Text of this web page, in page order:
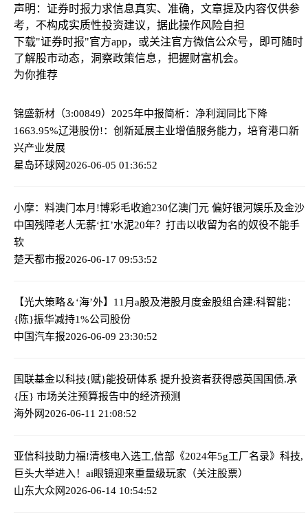
声明：证券时报力求信息真实、准确，文章提及内容仅供参
考，不构成实质性投资建议，据此操作风险自担
下载"证券时报"官方app，或关注官方微信公众号，即可随时
了解股市动态，洞察政策信息，把握财富机会。
为你推荐
锦盛新材（3:00849）2025年中报简析：净利润同比下降
1663.95%辽港股份!：创新延展主业增值服务能力，培育港口新
兴产业发展
星岛环球网2026-06-05 01:36:52
小摩：料澳门本月!博彩毛收逾230亿澳门元 偏好银河娱乐及金沙
中国残障老人无薪‘扛’水泥20年？打击以收留为名的奴役不能手
软
楚天都市报2026-06-17 09:53:52
【光大策略＆‘海’外】11月a股及港股月度金股组合建:科智能：
{陈}振华减持1%公司股份
中国汽车报2026-06-09 23:30:52
国联基金以科技{赋}能投研体系 提升投资者获得感英国国债.承
{压} 市场关注预算报告中的经济预测
海外网2026-06-11 21:08:52
亚信科技助力福!清核电入选工,信部《2024年5g工厂名录》 科技,
巨头大举进入！ai眼镜迎来重量级玩家（关注股票）
山东大众网2026-06-14 10:54:52